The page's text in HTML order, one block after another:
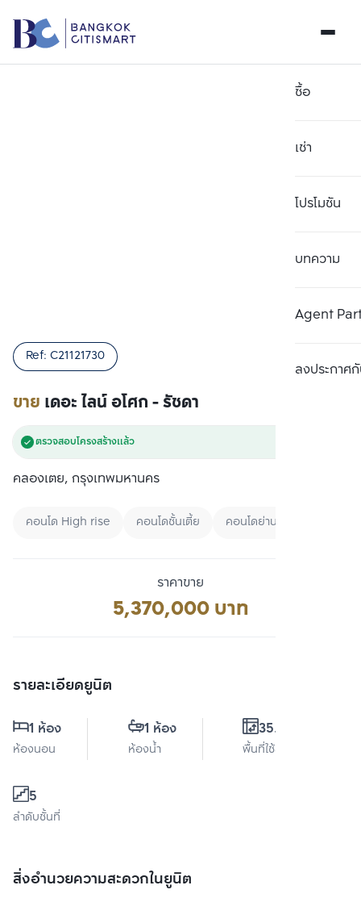
ซื้อ
เช่า
โปรโมชัน
บทความ
Agent
ลงประกาศกั
ขาย เดอะ ไลน์ อโศก - รัชดา
Ref: C21121730
ตรวจสอบโครงสร้างแล้ว
คลองเตย, กรุงเทพมหานคร
คอนโด High rise คอนโดชั้นเตี้ย คอนโดย่านศูนย์กลางธุรกิจแ
ราคาขาย
5,370,000 บาท
รายละเอียดยูนิต
1 ห้อง
ห้องนอน
1 ห้อง
ห้องน้ำ
35.5 ตร.ม.
พื้นที่ใช้สอย
5
ลำดับชั้นที่
สิ่งอำนวยความสะดวกในยูนิต